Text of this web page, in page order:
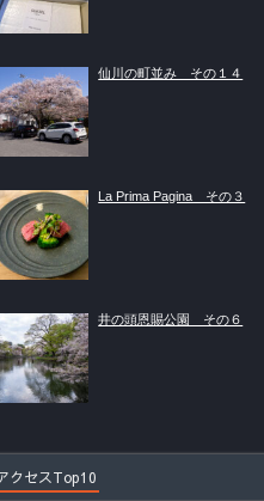
仙川の町並み その１４
La Prima Pagina その３
井の頭恩賜公園 その６
クセスTop10